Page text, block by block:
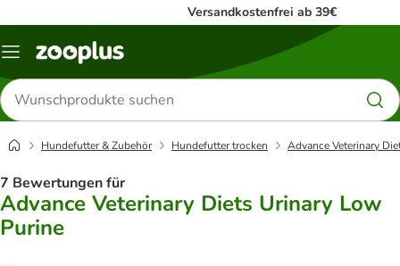
Versandkostenfrei ab 39€
Menü
Produkte
suchen
Hundefutter & Zubehör Hundefutter trocken Advance Veterinary
7 Bewertungen für
Advance Veterinary Diets Urinary Low
Purine